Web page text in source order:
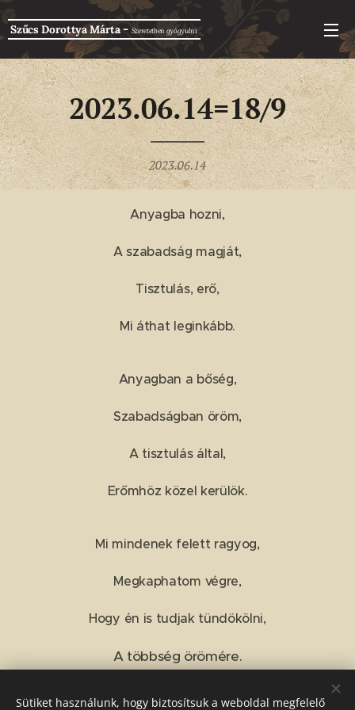
Szűcs Dorottya Márta-Szeretetben gyógyulni
2023.06.14=18/9
2023.06.14
Anyagba hozni,
A szabadság magját,
Tisztulás, erő,
Mi áthat leginkább.
Anyagban a bőség,
Szabadságban öröm,
A tisztulás által,
Erőmhöz közel kerülök.
Mi mindenek felett ragyog,
Megkaphatom végre,
Hogy én is tudjak tündökölni,
A többség örömére.
Sütiket használunk, hogy biztosítsuk a weboldal megfelelő